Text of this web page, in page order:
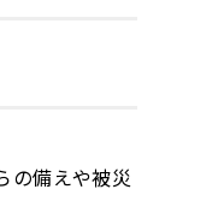
の備えや被災